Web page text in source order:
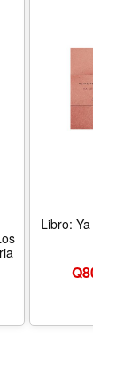
trabajo de
y variantes
Libro: Ya Era
Q80.00